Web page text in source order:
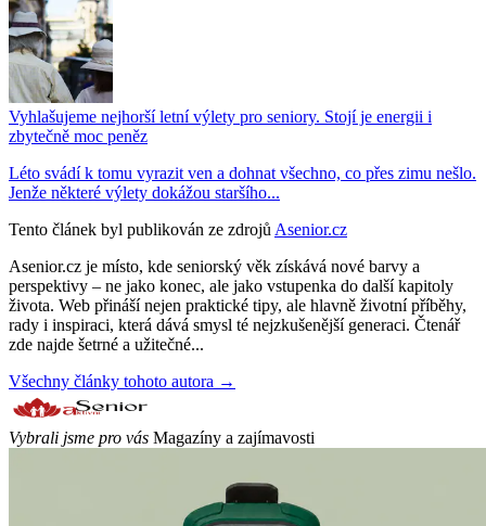
Vyhlašujeme nejhorší letní výlety pro seniory. Stojí je energii i
zbytečně moc peněz
Léto svádí k tomu vyrazit ven a dohnat všechno, co přes zimu nešlo.
Jenže některé výlety dokážou staršího...
Tento článek byl publikován ze zdrojů Asenior.cz
Asenior.cz je místo, kde seniorský věk získává nové barvy a
perspektivy – ne jako konec, ale jako vstupenka do další kapitoly
života. Web přináší nejen praktické tipy, ale hlavně životní příběhy,
rady i inspiraci, která dává smysl té nejzkušenější generaci. Čtenář
zde najde šetrné a užitečné...
Všechny články tohoto autora →
Vybrali jsme pro vás Magazíny a zajímavosti